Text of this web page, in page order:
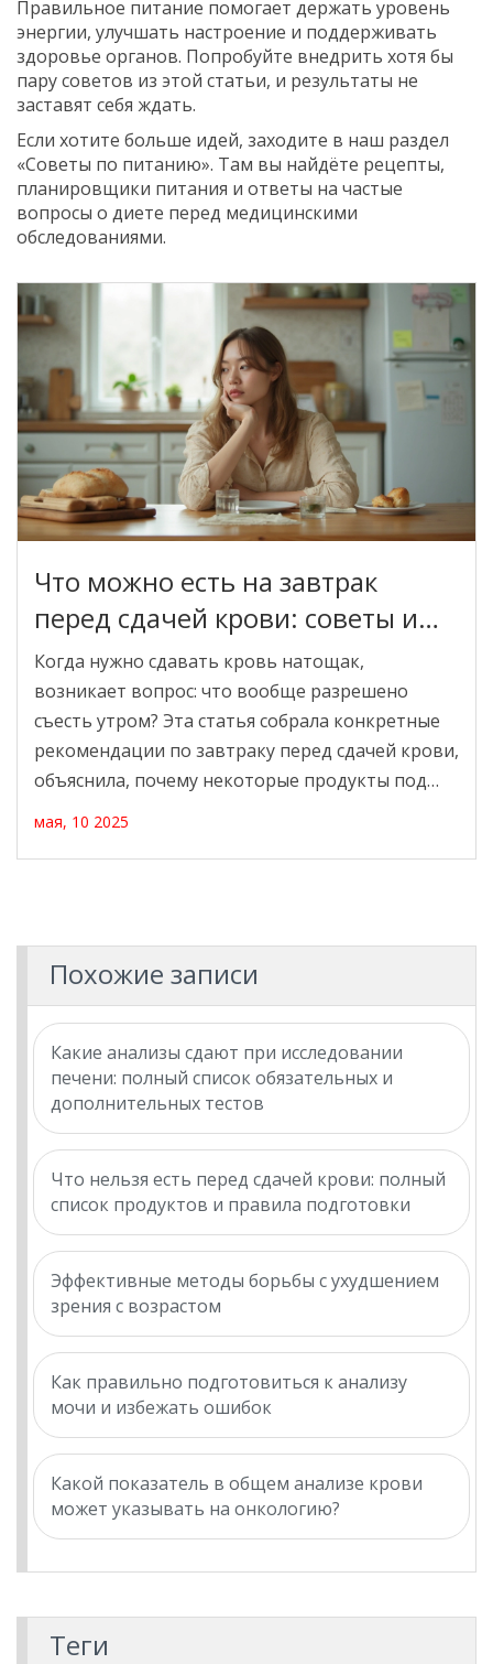
Правильное питание помогает держать уровень
энергии, улучшать настроение и поддерживать
здоровье органов. Попробуйте внедрить хотя бы
пару советов из этой статьи, и результаты не
заставят себя ждать.
Если хотите больше идей, заходите в наш раздел
«Советы по питанию». Там вы найдёте рецепты,
планировщики питания и ответы на частые
вопросы о диете перед медицинскими
обследованиями.
Что можно есть на завтрак
перед сдачей крови: советы и
примеры
Когда нужно сдавать кровь натощак,
возникает вопрос: что вообще разрешено
съесть утром? Эта статья собрала конкретные
рекомендации по завтраку перед сдачей крови,
объяснила, почему некоторые продукты под
мая, 10 2025
Похожие записи
Какие анализы сдают при исследовании
печени: полный список обязательных и
дополнительных тестов
Что нельзя есть перед сдачей крови: полный
список продуктов и правила подготовки
Эффективные методы борьбы с ухудшением
зрения с возрастом
Как правильно подготовиться к анализу
мочи и избежать ошибок
Какой показатель в общем анализе крови
может указывать на онкологию?
Теги